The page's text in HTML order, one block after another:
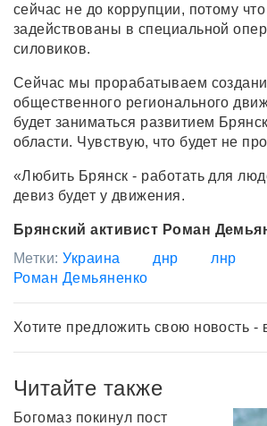
сейчас не до коррупции, потому
задействованы в специальной
силовиков.
Сейчас мы прорабатываем
общественного регионального
будет заниматься развитием
области. Чувствую, что будет не
«Любить Брянск - работать для
девиз будет у движения.
Брянский активист Роман
Метки:Украина днр
лнр
Роман Демьяненко
Хотите предложить свою новость -
Читайте также
Богомаз покинул пост